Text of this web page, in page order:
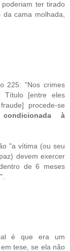
ter tirado
cama molhada,
225: "Nos crimes
Título [entre eles
procede-se
à
"a vítima (ou seu
devem exercer
de 6 meses
é que era um
tese, se ela não